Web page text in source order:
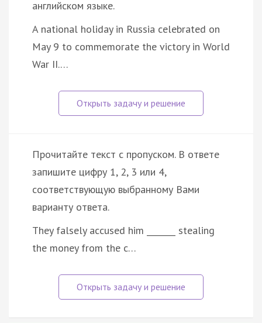
английском языке.
A national holiday in Russia celebrated on
May 9 to commemorate the victory in World
War II.…
Прочитайте текст с пропуском. В ответе
запишите цифру 1, 2, 3 или 4,
соответствующую выбранному Вами
варианту ответа.
They falsely accused him _______ stealing
the money from the c…